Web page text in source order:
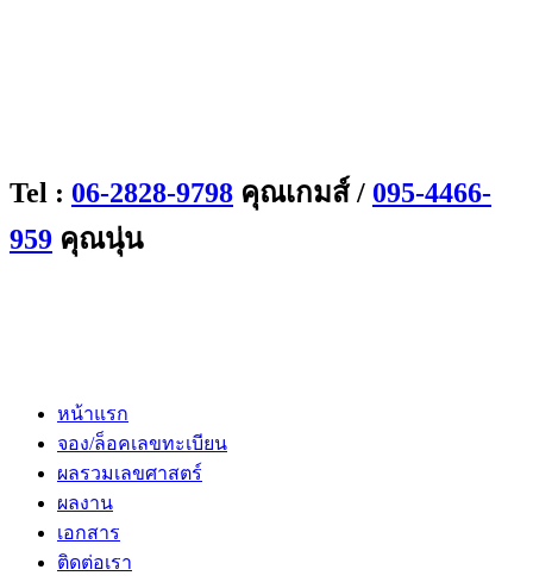
Tel : 06-2828-9798 คุณเกมส์ / 095-4466-
959 คุณนุ่น
หน้าแรก
จอง/ล็อคเลขทะเบียน
ผลรวมเลขศาสตร์
ผลงาน
เอกสาร
ติดต่อเรา